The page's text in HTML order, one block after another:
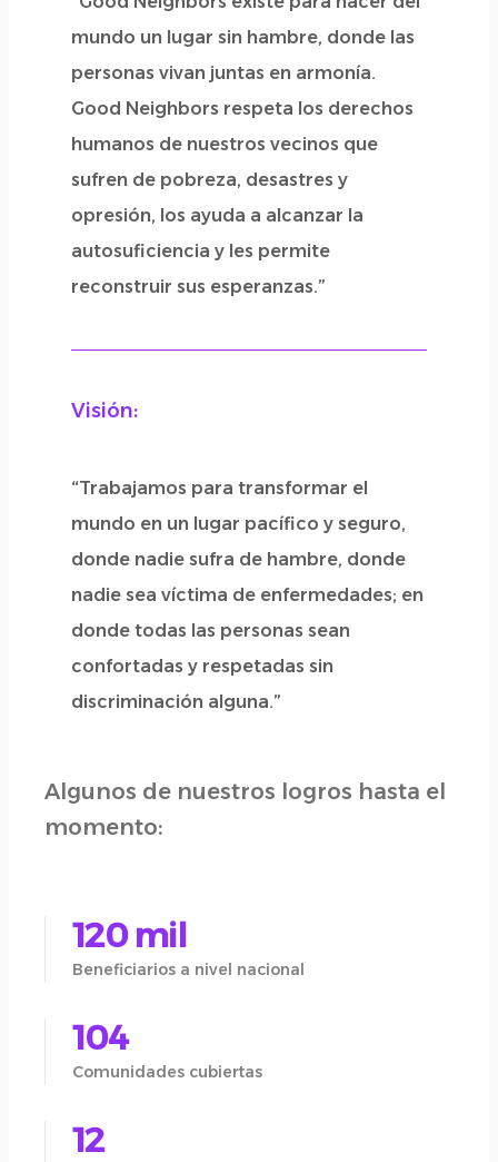
mundo un lugar sin hambre, donde las
personas vivan juntas en armonía.
Good Neighbors respeta los derechos
humanos de nuestros vecinos que
sufren de pobreza, desastres y
opresión, los ayuda a alcanzar la
autosuficiencia y les permite
reconstruir sus esperanzas.”
Visión:
“Trabajamos para transformar el
mundo en un lugar pacífico y seguro,
donde nadie sufra de hambre, donde
nadie sea víctima de enfermedades; en
donde todas las personas sean
confortadas y respetadas sin
discriminación alguna.”
Algunos de nuestros logros hasta el
momento:
Beneficiarios a nivel nacional
120 mil
Comunidades cubiertas
104
12